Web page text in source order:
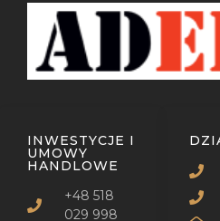
INWESTYCJE I
UMOWY
HANDLOWE
+48 518
029 998